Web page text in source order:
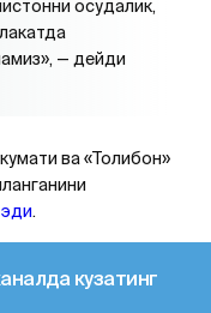
осудалик,
— дейди
ва «Толибон»
.
кузатинг